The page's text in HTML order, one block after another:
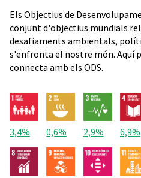
Els Objectius de
conjunt d'objectius mundials
desafiaments ambientals,
s'enfronta el nostre món. Aquí
connecta amb els ODS.
3,4% 0,6% 2,9% 6,9%